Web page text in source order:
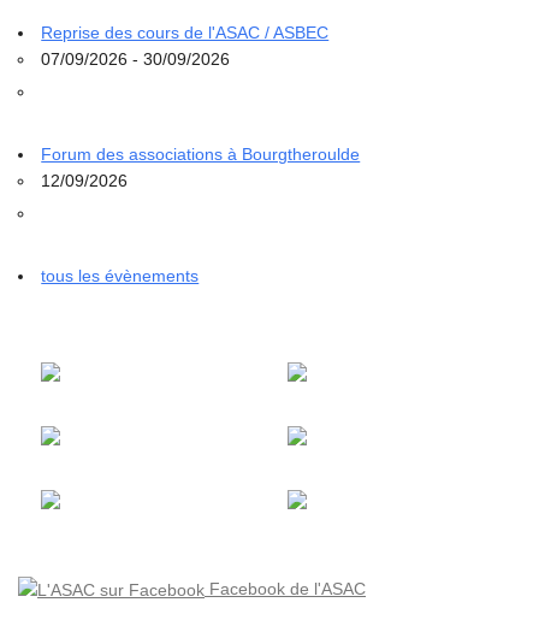
Reprise des cours de l'ASAC / ASBEC
07/09/2026 - 30/09/2026
Forum des associations à Bourgtheroulde
12/09/2026
tous les évènements
Facebook de l'ASAC